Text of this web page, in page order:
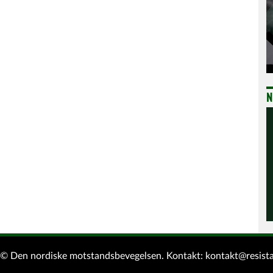
Den nordiske motstandsbevegelsen. Kontakt: